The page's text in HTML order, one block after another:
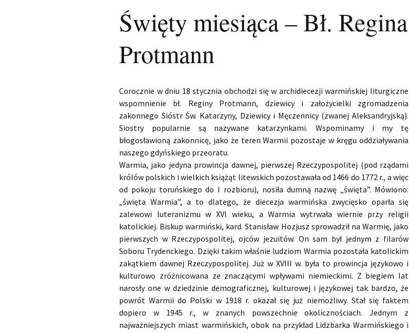
Święty miesiąca – Bł. Regina
Protmann
Corocznie w dniu 18 stycznia obchodzi się w archidiecezji warmińskiej liturgiczne
wspomnienie bł. Reginy Protmann, dziewicy i założycielki zgromadzenia
zakonnego Sióstr Św. Katarzyny, Dziewicy i Męczennicy (zwanej Aleksandryjską).
Siostry popularnie są nazywane katarzynkami. Wspominamy i my tę
błogosławioną zakonnicę, jako że teren Warmii pozostaje w kręgu oddziaływania
naszego gdyńskiego przeoratu.
Warmia, jako jedyna prowincja dawnej, pierwszej Rzeczypospolitej (pod rządami
królów polskich i wielkich książąt litewskich pozostawała od 1466 do 1772 r., a więc
od pokoju toruńskiego do I rozbioru), nosiła dumną nazwę „święta”. Mówiono:
„święta Warmia”, a to dlatego, że diecezja warmińska zwycięsko oparła się
zalewowi luteranizmu w XVI wieku, a Warmia wytrwała wiernie przy religii
katolickiej. Biskup warmiński, kard. Stanisław Hozjusz sprowadził na Warmię, jako
pierwszych w Rzeczypospolitej, ojców jezuitów. On sam był jednym z filarów
Soboru Trydenckiego. Dzięki takim właśnie ludziom Warmia pozostała katolickim
zakątkiem dawnej Rzeczypospolitej. Już w XVIII w. była to prowincja językowo i
kulturowo zróżnicowana ze znaczącymi wpływami niemieckimi. Z biegiem lat
narosły one w dziedzinie demograficznej, kulturowej i językowej tak bardzo, że
powrót Warmii do Polski w 1918 r. okazał się już niemożliwy. Stał się faktem
dopiero w 1945 r., w znanych powszechnie okolicznościach. Jednym z
najważniejszych miast warmińskich, obok na przykład Lidzbarka Warmińskiego i